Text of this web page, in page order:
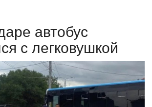
ОБЛАСТЬ
автобус
с легковушкой